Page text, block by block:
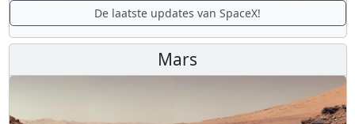
De laatste updates van SpaceX!
Mars